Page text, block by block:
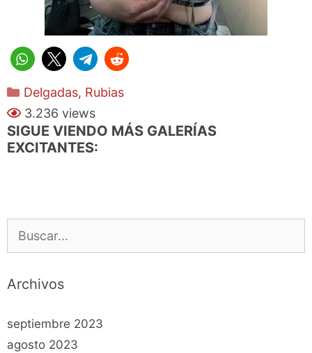
Categorías
Delgadas, Rubias
3.236 views
SIGUE VIENDO MÁS GALERÍAS
EXCITANTES:
Archivos
septiembre 2023
agosto 2023